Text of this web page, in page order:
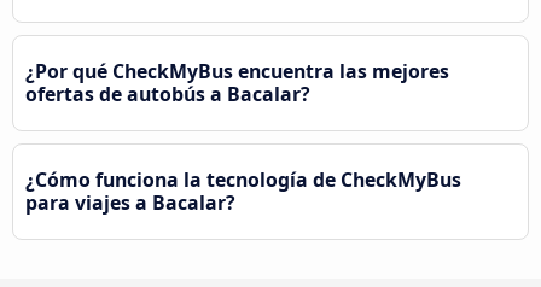
¿Por qué CheckMyBus encuentra las mejores
ofertas de autobús a Bacalar?
¿Cómo funciona la tecnología de CheckMyBus
para viajes a Bacalar?